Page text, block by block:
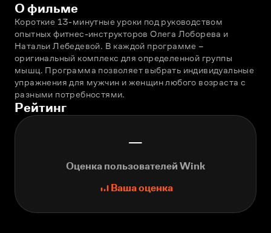
О фильме
Короткие 13-минутные уроки под руководством
опытных фитнес-инструкторов Олега Лоборева и
Натальи Лебедевой. В каждой программе –
оригинальный комплекс для определенной группы
мышц. Программа позволяет выбрать индивидуальные
упражнения для мужчин и женщин любого возраста с
разными потребностями.
Рейтинг
—
Оценка пользователей Wink
Ваша оценка